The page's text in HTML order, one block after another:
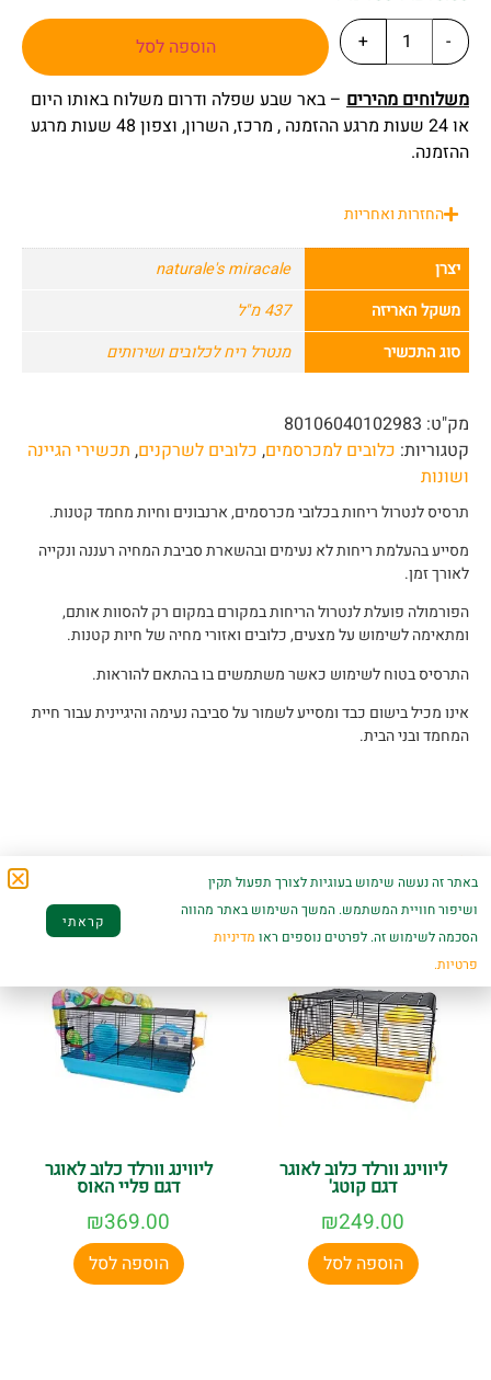
-
+
הוספה לסל
משלוחים מהירים – באר שבע שפלה ודרום משלוח באותו היום
או 24 שעות מרגע ההזמנה , מרכז, השרון, וצפון 48 שעות מרגע
ההזמנה.
החזרות ואחריות
יצרן
naturale's miracale
משקל האריזה
437 מ"ל
סוג התכשיר
מנטרל ריח לכלובים ושירותים
מק"ט: 80106040102983
קטגוריות: כלובים למכרסמים, כלובים לשרקנים, תכשירי הגיינה
ושונות
תרסיס לנטרול ריחות בכלובי מכרסמים, ארנבונים וחיות מחמד קטנות.
מסייע בהעלמת ריחות לא נעימים ובהשארת סביבת המחיה רעננה ונקייה
לאורך זמן.
הפורמולה פועלת לנטרול הריחות במקורם במקום רק להסוות אותם,
ומתאימה לשימוש על מצעים, כלובים ואזורי מחיה של חיות קטנות.
התרסיס בטוח לשימוש כאשר משתמשים בו בהתאם להוראות.
אינו מכיל בישום כבד ומסייע לשמור על סביבה נעימה והיגיינית עבור חיית
המחמד ובני הבית.
מוצרים קשורים
ליווינג וורלד כלוב לאוגר
דגם קוטג'
₪249.00
הוספה לסל
ליווינג וורלד כלוב לאוגר
דגם פליי האוס
₪369.00
הוספה לסל
באתר זה נעשה שימוש בעוגיות לצורך תפעול תקין
ושיפור חוויית המשתמש. המשך השימוש באתר מהווה
הסכמה לשימוש זה. לפרטים נוספים ראו מדיניות
פרטיות.
קראתי